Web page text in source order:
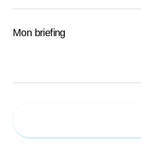
Mon briefing